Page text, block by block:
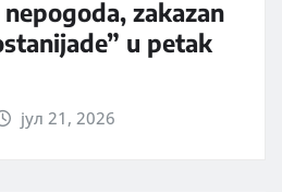
zakazan
u petak
јул 21, 2026